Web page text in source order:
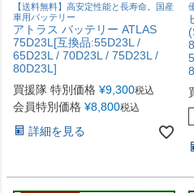
【送料無料】高安定性能と長寿命。国産
車用バッテリー
アトラス バッテリー ATLAS
75D23L[互換品:55D23L /
65D23L / 70D23L / 75D23L /
80D23L]
買援隊 特別価格 ¥9,300税込
会員特別価格 ¥8,800税込
詳細を見る